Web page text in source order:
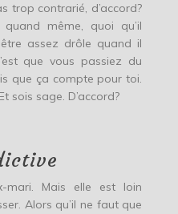
trop contrarié, d’accord?
même, quoi qu’il
assez drôle quand il
que vous passiez du
que ça compte pour toi.
sois sage. D’accord?
mari. Mais elle est loin
Alors qu’il ne faut que